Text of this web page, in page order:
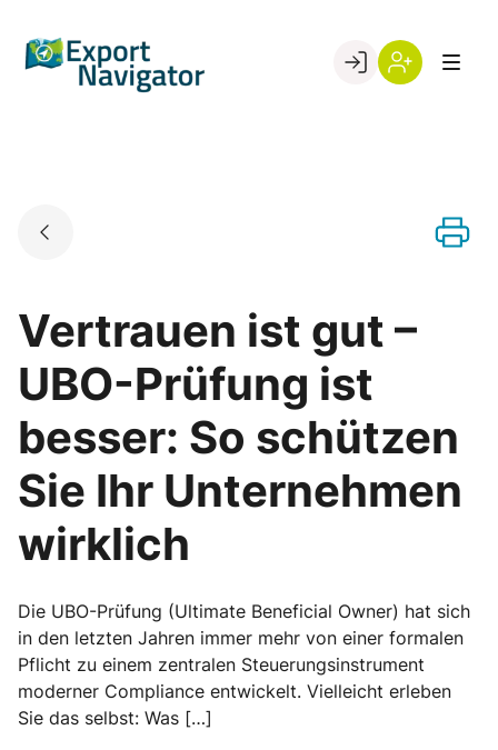
content
Go to landing page.
Vertrauen ist gut –
UBO-Prüfung ist
besser: So schützen
Sie Ihr Unternehmen
wirklich
Die UBO-Prüfung (Ultimate Beneficial Owner) hat sich
in den letzten Jahren immer mehr von einer formalen
Pflicht zu einem zentralen Steuerungsinstrument
moderner Compliance entwickelt. Vielleicht erleben
Sie das selbst: Was […]